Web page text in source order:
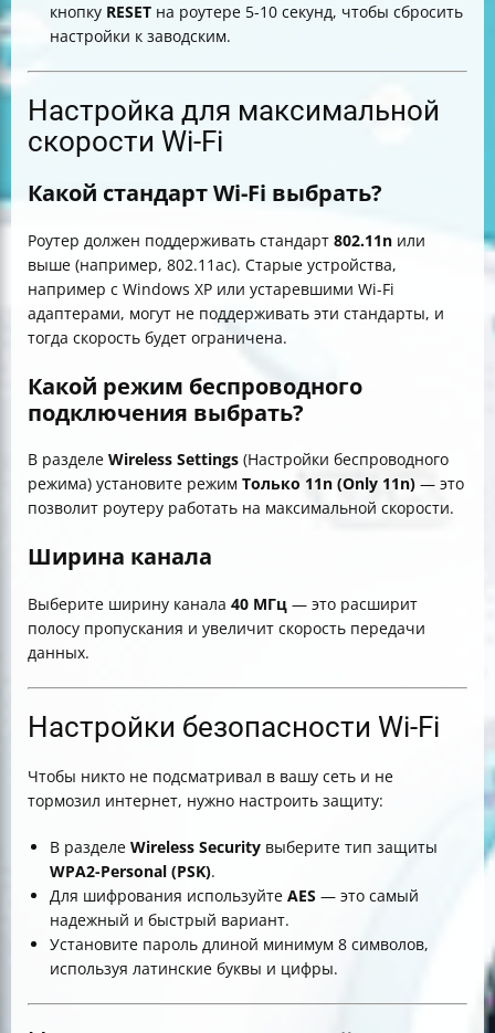
кнопку RESET на роутере 5-10 секунд, чтобы сбросить
настройки к заводским.
Настройка для максимальной
скорости Wi-Fi
Какой стандарт Wi-Fi выбрать?
Роутер должен поддерживать стандарт 802.11n или
выше (например, 802.11ac). Старые устройства,
например с Windows XP или устаревшими Wi-Fi
адаптерами, могут не поддерживать эти стандарты, и
тогда скорость будет ограничена.
Какой режим беспроводного
подключения выбрать?
В разделе Wireless Settings (Настройки беспроводного
режима) установите режим Только 11n (Only 11n) — это
позволит роутеру работать на максимальной скорости.
Ширина канала
Выберите ширину канала 40 МГц — это расширит
полосу пропускания и увеличит скорость передачи
данных.
Настройки безопасности Wi-Fi
Чтобы никто не подсматривал в вашу сеть и не
тормозил интернет, нужно настроить защиту:
В разделе Wireless Security выберите тип защиты
WPA2-Personal (PSK).
Для шифрования используйте AES — это самый
надежный и быстрый вариант.
Установите пароль длиной минимум 8 символов,
используя латинские буквы и цифры.